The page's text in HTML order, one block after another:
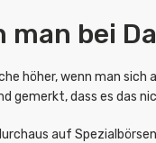
man bei
höher, wenn man
gemerkt, dass es das
auf